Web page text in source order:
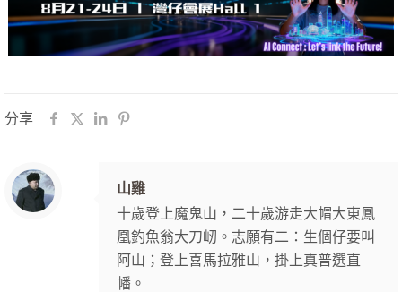
分享
山雞
十歲登上魔鬼山，二十歲游走大帽大東鳳
凰釣魚翁大刀屻。志願有二：生個仔要叫
阿山；登上喜馬拉雅山，掛上真普選直
幡。